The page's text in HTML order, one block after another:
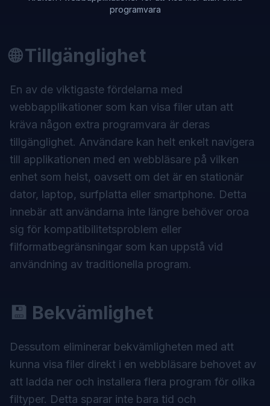
programvara
🌐 Tillgänglighet
En av de viktigaste fördelarna med
webbapplikationer som kan visa filer utan att
kräva någon extra programvara är deras
tillgänglighet. Användare kan helt enkelt navigera
till applikationen med en webbläsare på vilken
enhet som helst, oavsett om det är en stationär
dator, laptop, surfplatta eller smartphone. Detta
innebär att användarna inte längre behöver oroa
sig för kompatibilitetsproblem eller
filformatbegränsningar som kan uppstå vid
användning av traditionella program.
💾 Bekvämlighet
Dessutom eliminerar bekvämligheten med att
kunna visa filer direkt i en webbläsare behovet av
att ladda ner och installera flera program för olika
filtyper. Detta sparar inte bara tid och